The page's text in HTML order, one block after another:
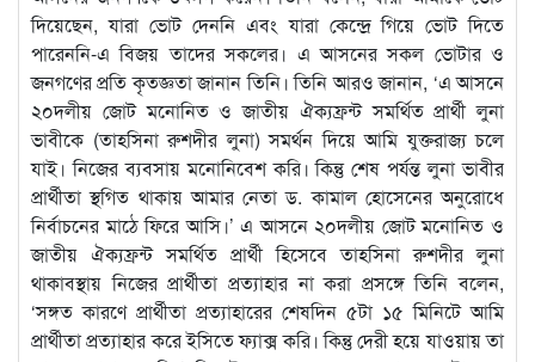
দিয়েছেন, যারা ভোট দেননি এবং যারা কেন্দ্রে গিয়ে ভোট দিতে
পারেননি-এ বিজয় তাদের সকলের। এ আসনের সকল ভোটার ও
জনগণের প্রতি কৃতজ্ঞতা জানান তিনি। তিনি আরও জানান, ‘এ আসনে
২০দলীয় জোট মনোনিত ও জাতীয় ঐক্যফ্রন্ট সমর্থিত প্রার্থী লুনা
ভাবীকে (তাহসিনা রুশদীর লুনা) সমর্থন দিয়ে আমি যুক্তরাজ্য চলে
যাই। নিজের ব্যবসায় মনোনিবেশ করি। কিন্তু শেষ পর্যন্ত লুনা ভাবীর
প্রার্থীতা স্থগিত থাকায় আমার নেতা ড. কামাল হোসেনের অনুরোধে
নির্বাচনের মাঠে ফিরে আসি।’ এ আসনে ২০দলীয় জোট মনোনিত ও
জাতীয় ঐক্যফ্রন্ট সমর্থিত প্রার্থী হিসেবে তাহসিনা রুশদীর লুনা
থাকাবস্থায় নিজের প্রার্থীতা প্রত্যাহার না করা প্রসঙ্গে তিনি বলেন,
‘সঙ্গত কারণে প্রার্থীতা প্রত্যাহারের শেষদিন ৫টা ১৫ মিনিটে আমি
প্রার্থীতা প্রত্যাহার করে ইসিতে ফ্যাক্স করি। কিন্তু দেরী হয়ে যাওয়ায় তা